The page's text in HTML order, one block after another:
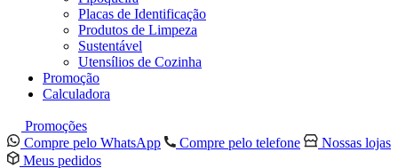
Placas de Identificação
Produtos de Limpeza
Sustentável
Utensílios de Cozinha
Promoção
Calculadora
Promoções
Compre pelo WhatsApp
Compre pelo telefone
Nossas lojas
Meus pedidos